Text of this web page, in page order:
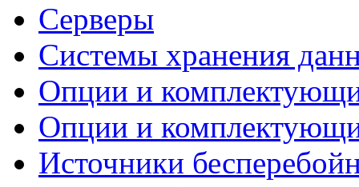
Серверы
Системы хранения
Опции и
Опции и
Источники